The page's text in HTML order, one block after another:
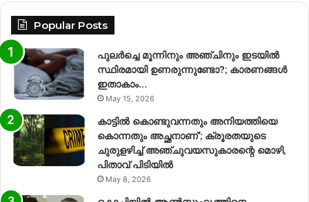
Popular Posts
പുലർച്ചെ മൂന്നിനും അഞ്ചിനും ഇടയിൽ
സ്ഥിരമായി ഉണരുന്നുണ്ടോ?; കാരണങ്ങള്‍
ഇതാകാം…
May 15, 2026
കാട്ടിൽ കൊണ്ടുവന്നതും അനിയത്തിയെ
കൊന്നതും അച്ഛനാണ്’; ക്രൂരതയുടെ
ചുരുളഴിച്ച് അഞ്ചുവയസുകാരന്റെ മൊഴി,
പിതാവ് പിടിയിൽ
May 8, 2026